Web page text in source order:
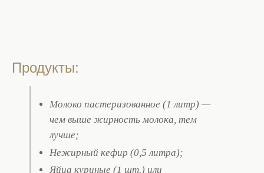
Продукты:
Молоко пастеризованное (1 литр) —
чем выше жирность молока, тем
лучше;
Нежирный кефир (0,5 литра);
Яйца куриные (1 шт.) или